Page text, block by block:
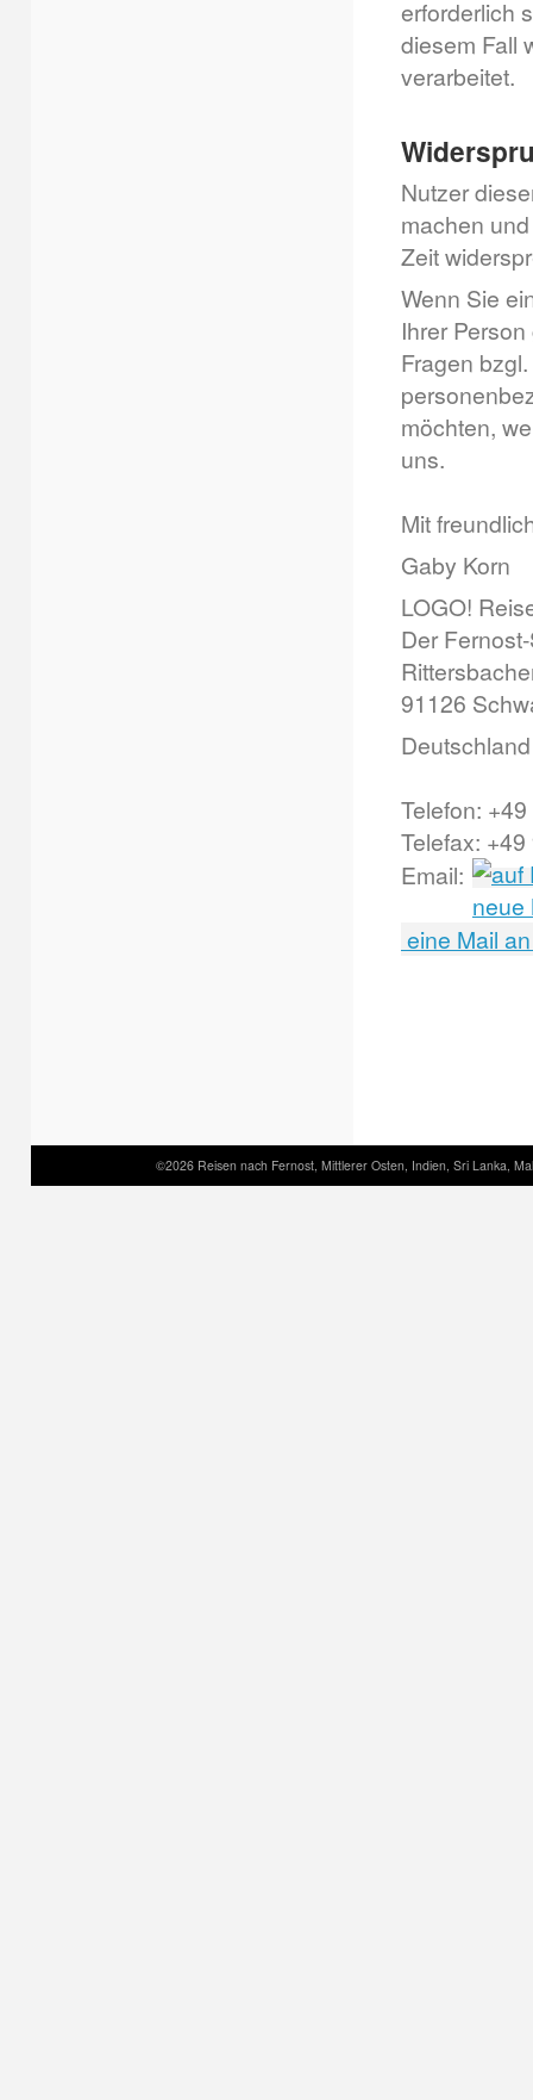
erforderlich
diesem Fall
verarbeitet.
Nutzer
machen
Zeit
Wenn Sie
Ihrer
Fragen
möchten,
uns.
Mit
Gaby Korn
LOGO!
Der
91126
Telefon:
Telefax:
Email:
eine Mail
©2026 Reisen nach Fernost, Mittlerer Osten, Indien, Sri Lanka,